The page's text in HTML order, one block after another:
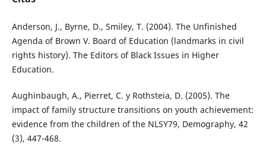
Anderson, J., Byrne, D., Smiley, T. (2004). The Unfinished
Agenda of Brown V. Board of Education (landmarks in civil
rights history). The Editors of Black Issues in Higher
Education.
Aughinbaugh, A., Pierret, C. y Rothsteia, D. (2005). The
impact of family structure transitions on youth achievement:
evidence from the children of the NLSY79, Demography, 42
(3), 447-468.